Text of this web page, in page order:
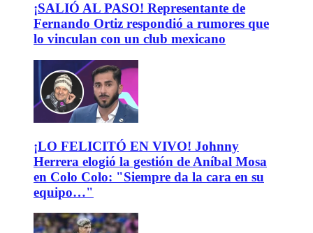
¡SALIÓ AL PASO! Representante de
Fernando Ortiz respondió a rumores que
lo vinculan con un club mexicano
¡LO FELICITÓ EN VIVO! Johnny
Herrera elogió la gestión de Aníbal Mosa
en Colo Colo: "Siempre da la cara en su
equipo…"